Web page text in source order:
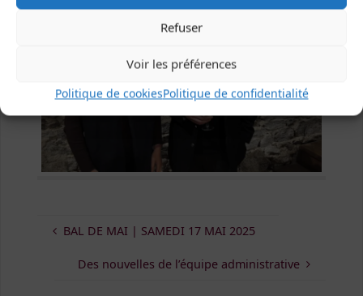
Refuser
Voir les préférences
Politique de cookiesPolitique de confidentialité
BAL DE MAI | SAMEDI 17 MAI 2025
Des nouvelles de l’équipe administrative